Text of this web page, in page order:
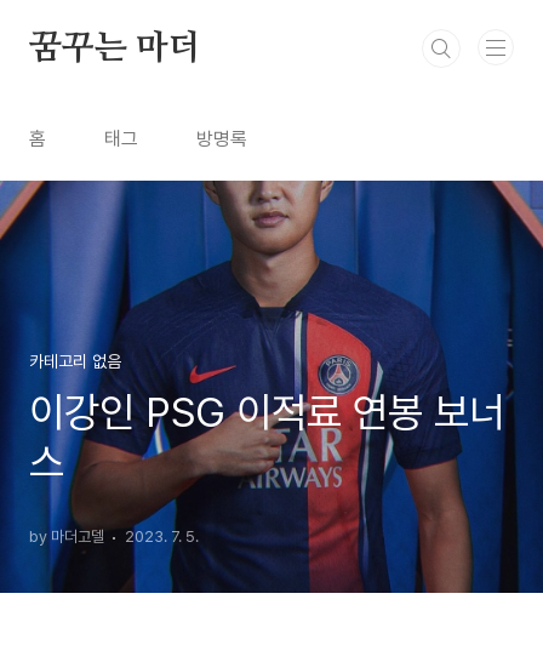
꿈꾸는 마더
홈 태그 방명록
카테고리 없음
이강인 PSG 이적료 연봉 보너
스
by 마더고델 2023. 7. 5.